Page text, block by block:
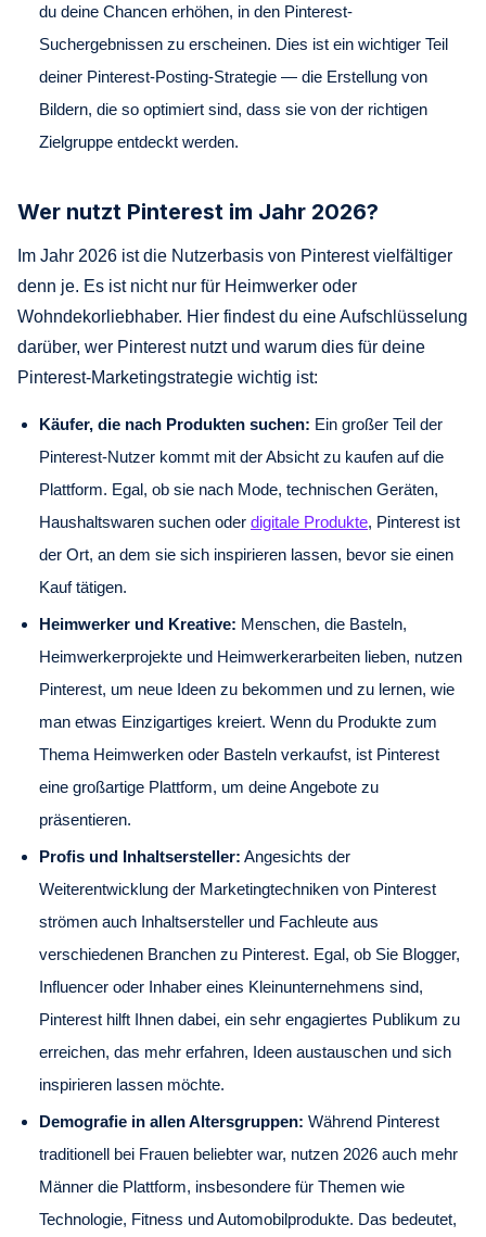
du deine Chancen erhöhen, in den Pinterest-
Suchergebnissen zu erscheinen. Dies ist ein wichtiger Teil
deiner Pinterest-Posting-Strategie — die Erstellung von
Bildern, die so optimiert sind, dass sie von der richtigen
Zielgruppe entdeckt werden.
Wer nutzt Pinterest im Jahr 2026?
Im Jahr 2026 ist die Nutzerbasis von Pinterest vielfältiger
denn je. Es ist nicht nur für Heimwerker oder
Wohndekorliebhaber. Hier findest du eine Aufschlüsselung
darüber, wer Pinterest nutzt und warum dies für deine
Pinterest-Marketingstrategie wichtig ist:
Käufer, die nach Produkten suchen: Ein großer Teil der
Pinterest-Nutzer kommt mit der Absicht zu kaufen auf die
Plattform. Egal, ob sie nach Mode, technischen Geräten,
Haushaltswaren suchen oder digitale Produkte, Pinterest ist
der Ort, an dem sie sich inspirieren lassen, bevor sie einen
Kauf tätigen.
Heimwerker und Kreative: Menschen, die Basteln,
Heimwerkerprojekte und Heimwerkerarbeiten lieben, nutzen
Pinterest, um neue Ideen zu bekommen und zu lernen, wie
man etwas Einzigartiges kreiert. Wenn du Produkte zum
Thema Heimwerken oder Basteln verkaufst, ist Pinterest
eine großartige Plattform, um deine Angebote zu
präsentieren.
Profis und Inhaltsersteller: Angesichts der
Weiterentwicklung der Marketingtechniken von Pinterest
strömen auch Inhaltsersteller und Fachleute aus
verschiedenen Branchen zu Pinterest. Egal, ob Sie Blogger,
Influencer oder Inhaber eines Kleinunternehmens sind,
Pinterest hilft Ihnen dabei, ein sehr engagiertes Publikum zu
erreichen, das mehr erfahren, Ideen austauschen und sich
inspirieren lassen möchte.
Demografie in allen Altersgruppen: Während Pinterest
traditionell bei Frauen beliebter war, nutzen 2026 auch mehr
Männer die Plattform, insbesondere für Themen wie
Technologie, Fitness und Automobilprodukte. Das bedeutet,